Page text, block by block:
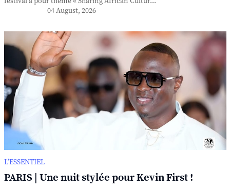
04 August, 2026
L’ESSENTIEL
PARIS | Une nuit stylée pour Kevin First !